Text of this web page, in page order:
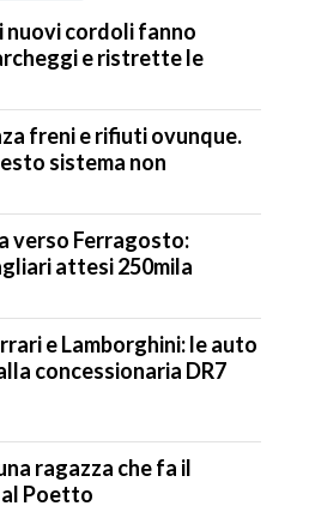
nuovi cordoli fanno
e ristrette le
freni e rifiuti ovunque.
sistema non
verso Ferragosto:
attesi 250mila
e Lamborghini: le auto
concessionaria DR7
ragazza che fa il
Poetto